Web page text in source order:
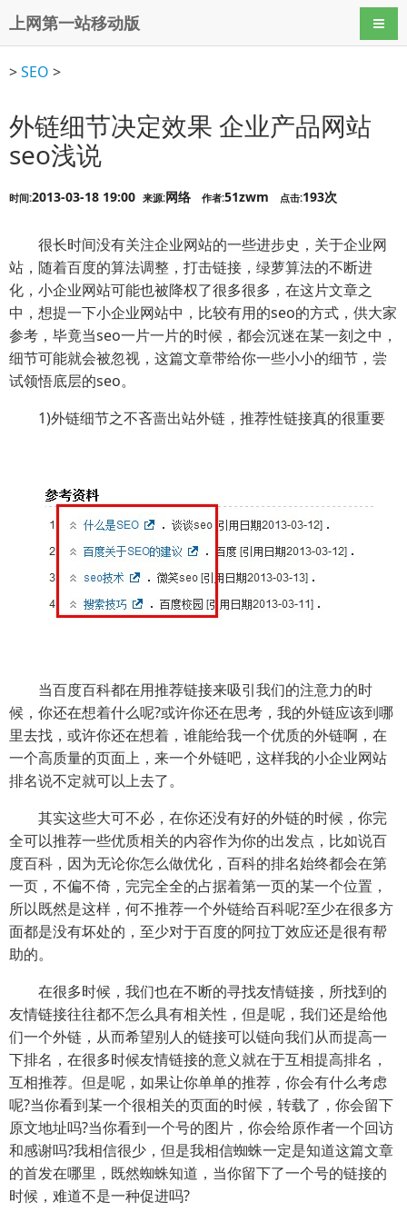
上网第一站移动版 导航
>SEO >
外链细节决定效果 企业产品网站
seo浅说
时间:2013-03-18 19:00 来源:网络 作者:51zwm 点击:193次
很长时间没有关注企业网站的一些进步史，关于企业网
站，随着百度的算法调整，打击链接，绿萝算法的不断进
化，小企业网站可能也被降权了很多很多，在这片文章之
中，想提一下小企业网站中，比较有用的seo的方式，供大家
参考，毕竟当seo一片一片的时候，都会沉迷在某一刻之中，
细节可能就会被忽视，这篇文章带给你一些小小的细节，尝
试领悟底层的seo。
1)外链细节之不吝啬出站外链，推荐性链接真的很重要
当百度百科都在用推荐链接来吸引我们的注意力的时
候，你还在想着什么呢?或许你还在思考，我的外链应该到哪
里去找，或许你还在想着，谁能给我一个优质的外链啊，在
一个高质量的页面上，来一个外链吧，这样我的小企业网站
排名说不定就可以上去了。
其实这些大可不必，在你还没有好的外链的时候，你完
全可以推荐一些优质相关的内容作为你的出发点，比如说百
度百科，因为无论你怎么做优化，百科的排名始终都会在第
一页，不偏不倚，完完全全的占据着第一页的某一个位置，
所以既然是这样，何不推荐一个外链给百科呢?至少在很多方
面都是没有坏处的，至少对于百度的阿拉丁效应还是很有帮
助的。
在很多时候，我们也在不断的寻找友情链接，所找到的
友情链接往往都不怎么具有相关性，但是呢，我们还是给他
们一个外链，从而希望别人的链接可以链向我们从而提高一
下排名，在很多时候友情链接的意义就在于互相提高排名，
互相推荐。但是呢，如果让你单单的推荐，你会有什么考虑
呢?当你看到某一个很相关的页面的时候，转载了，你会留下
原文地址吗?当你看到一个号的图片，你会给原作者一个回访
和感谢吗?我相信很少，但是我相信蜘蛛一定是知道这篇文章
的首发在哪里，既然蜘蛛知道，当你留下了一个号的链接的
时候，难道不是一种促进吗?